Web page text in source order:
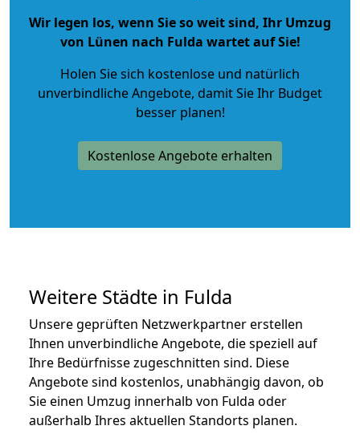
Wir legen los, wenn Sie so weit sind, Ihr Umzug
von Lünen nach Fulda wartet auf Sie!
Holen Sie sich kostenlose und natürlich
unverbindliche Angebote, damit Sie Ihr Budget
besser planen!
Kostenlose Angebote erhalten
Weitere Städte in Fulda
Unsere geprüften Netzwerkpartner erstellen
Ihnen unverbindliche Angebote, die speziell auf
Ihre Bedürfnisse zugeschnitten sind. Diese
Angebote sind kostenlos, unabhängig davon, ob
Sie einen Umzug innerhalb von Fulda oder
außerhalb Ihres aktuellen Standorts planen.